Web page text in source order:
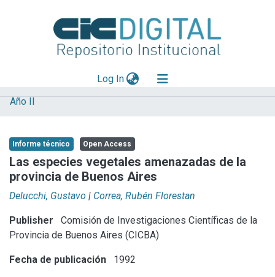
Log In(current)
Explorar
Aportar material
Statistics
Año II
Informe técnico Open Access
Las especies vegetales amenazadas de la
provincia de Buenos Aires
Delucchi, Gustavo | Correa, Rubén Florestan
Publisher
Comisión de Investigaciones Científicas de la
Provincia de Buenos Aires (CICBA)
Fecha de publicación 1992